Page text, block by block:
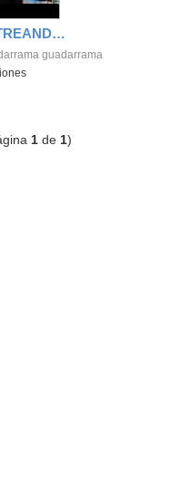
GANADORES "DELETREANDO" 5º
guadarrama
1 de 1)